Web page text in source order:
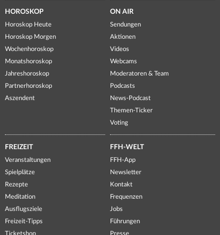
HOROSKOP
Horoskop Heute
Horoskop Morgen
Wochenhoroskop
Monatshoroskop
Jahreshoroskop
Partnerhoroskop
Aszendent
ON AIR
Sendungen
Aktionen
Videos
Webcams
Moderatoren & Team
Podcasts
News-Podcast
Themen-Ticker
Voting
FREIZEIT
Veranstaltungen
Spielplätze
Rezepte
Meditation
Ausflugsziele
Freizeit-Tipps
Ticketshop
FFH-WELT
FFH-App
Newsletter
Kontakt
Frequenzen
Jobs
Führungen
Presse